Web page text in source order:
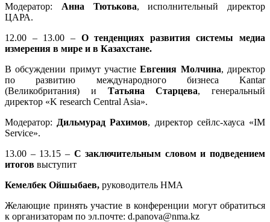
Модератор: Анна Тютькова, исполнительный директор
ЦАРА.
12.00 – 13.00 – О тенденциях развития системы медиа
измерения в мире и в Казахстане.
В обсуждении примут участиеЕвгения Молчина, директор
по развитию международного бизнеса Kantar
(Великобритания) и Татьяна Старцева, генеральный
директор «K research Central Asia».
Модератор: Дильмурад Рахимов, директор сейлс-хауса «IM
Service».
13.00 – 13.15 – С заключительным словом и подведением
итогов выступит
Кемелбек Ойшыбаев, руководитель НМА
Желающие принять участие в конференции могут обратиться
к организаторам по эл.почте: d.panova@nma.kz